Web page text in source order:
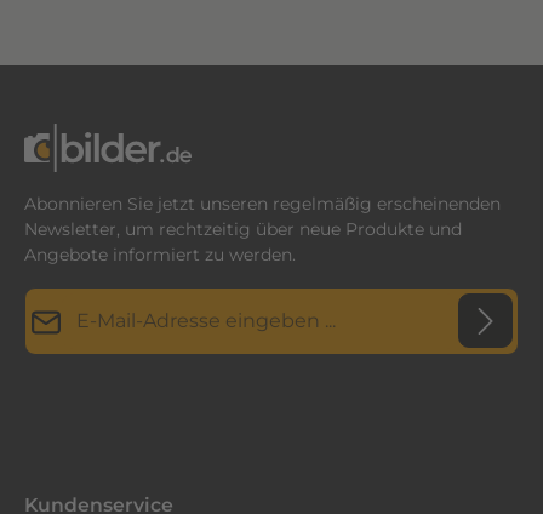
Abonnieren Sie jetzt unseren regelmäßig erscheinenden
Newsletter, um rechtzeitig über neue Produkte und
Angebote informiert zu werden.
E-Mail-Adresse*
Kundenservice